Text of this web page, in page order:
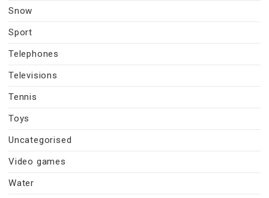
Snow
Sport
Telephones
Televisions
Tennis
Toys
Uncategorised
Video games
Water